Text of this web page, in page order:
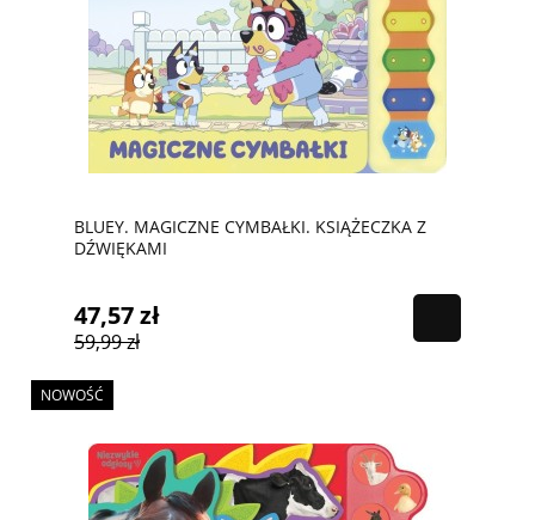
BLUEY. MAGICZNE CYMBAŁKI. KSIĄŻECZKA Z
DŹWIĘKAMI
47,57 zł
59,99 zł
NOWOŚĆ